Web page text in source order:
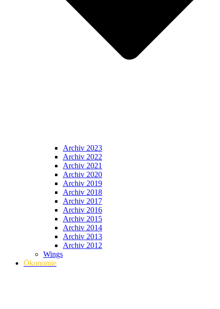
Archiv 2023
Archiv 2022
Archiv 2021
Archiv 2020
Archiv 2019
Archiv 2018
Archiv 2017
Archiv 2016
Archiv 2015
Archiv 2014
Archiv 2013
Archiv 2012
Wings
Ökonomie